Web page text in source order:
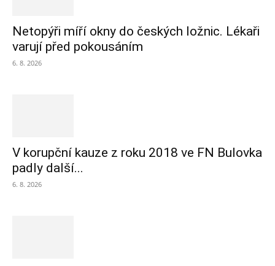
Netopýři míří okny do českých ložnic. Lékaři
varují před pokousáním
6. 8. 2026
V korupční kauze z roku 2018 ve FN Bulovka
padly další...
6. 8. 2026